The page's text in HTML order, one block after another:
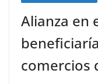
Alianza en
comercios